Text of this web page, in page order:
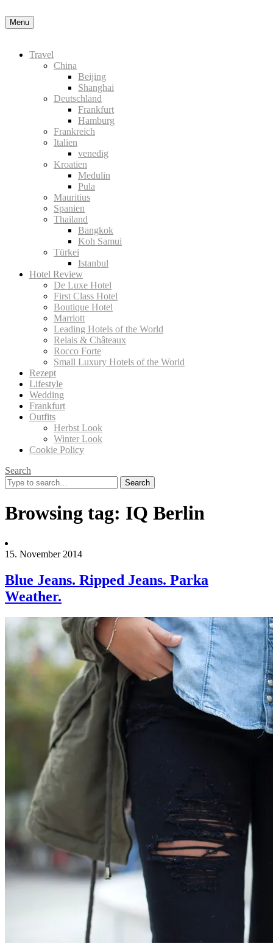
Menu
Travel
China
Beijing
Shanghai
Deutschland
Frankfurt
Hamburg
Frankreich
Italien
venedig
Kroatien
Medulin
Pula
Mauritius
Spanien
Thailand
Bangkok
Koh Samui
Türkei
Istanbul
Hotel Review
De Luxe Hotel
First Class Hotel
Boutique Hotel
Marriott
Leading Hotels of the World
Relais & Châteaux
Rocco Forte
Small Luxury Hotels of the World
Rezept
Lifestyle
Wedding
Frankfurt
Outfits
Herbst Look
Winter Look
Cookie Policy
Search
Search
for:
Browsing tag: IQ Berlin
15. November 2014
Blue Jeans. Ripped Jeans. Parka
Weather.
Nähere Information zu den Cookies in der Datenschutzerklärung